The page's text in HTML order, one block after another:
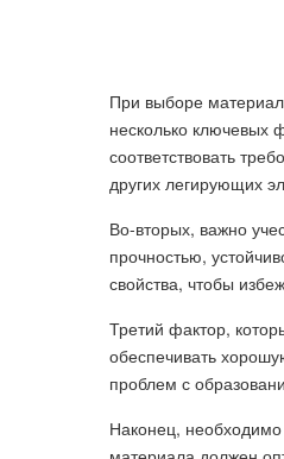
При выборе
несколько ключевых
соответствовать
других легирующих
Во-вторых, важно
прочностью,
свойства, чтобы
Третий фактор,
обеспечивать
проблем с
Наконец, необходимо